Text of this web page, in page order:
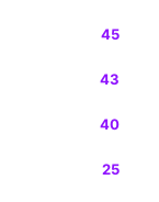
45
43
40
25